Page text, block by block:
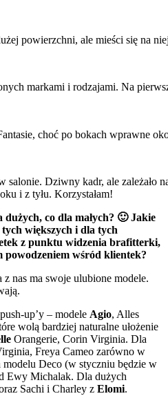
powierzchni, ale mieści się na
markami i rodzajami. Na
choć po bokach wprawne
salonie. Dziwny kadr, ale
i z tyłu. Korzystałam!
co dla małych? 🙂 Jakie
większych i dla tych
z punktu widzenia brafitterki,
powodzeniem wśród klientek?
nas ma swoje ulubione modele.
up’y – modele Agio, Alles
wolą bardziej naturalne ułożenie
Orangerie, Corin Virginia. Dla
Freya Cameo zarówno w
Deco (w styczniu będzie w
Ewy Michalak. Dla dużych
Sachi i Charley z Elomi.